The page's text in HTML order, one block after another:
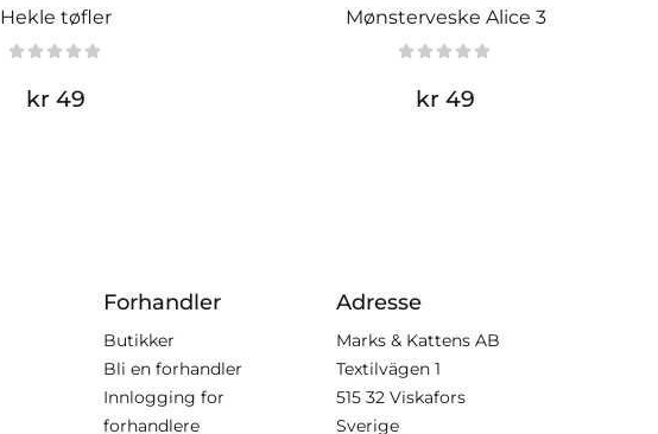
Hekle tøfler
kr 49
Mønsterveske Alice 3
kr 49
Forhandler
Butikker
Bli en forhandler
Innlogging for
forhandlere
Adresse
Marks & Kattens AB
Textilvägen 1
515 32 Viskafors
Sverige